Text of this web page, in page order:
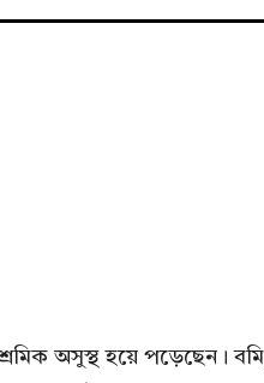
অসুস্থ হয়ে পড়েছেন।